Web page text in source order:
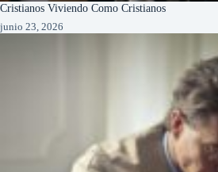
Cristianos Viviendo Como Cristianos
junio 23, 2026